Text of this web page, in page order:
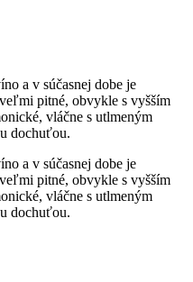
a v súčasnej dobe je
pitné, obvykle s vyšším
vláčne s utlmeným
dochuťou.
a v súčasnej dobe je
pitné, obvykle s vyšším
vláčne s utlmeným
dochuťou.